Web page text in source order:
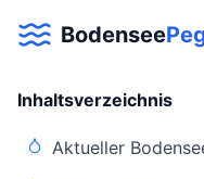
Bodensee
Inhaltsverzeichnis
Aktueller